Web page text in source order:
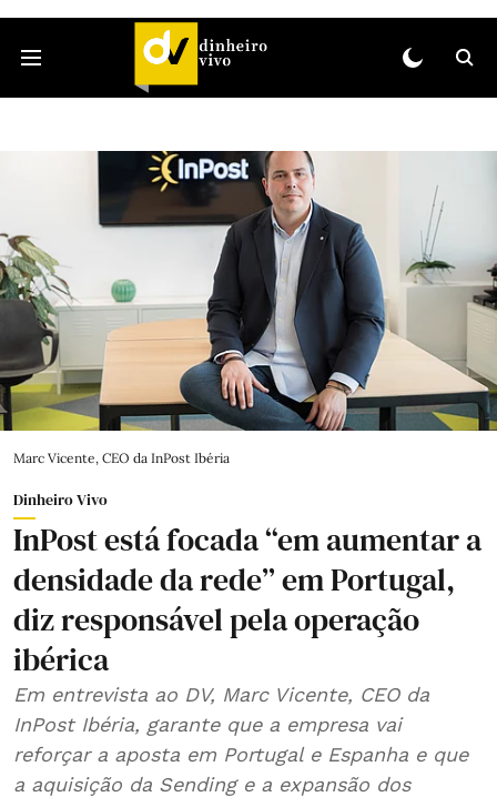
Marc Vicente, CEO da InPost Ibéria
Dinheiro Vivo
InPost está focada “em aumentar a
densidade da rede” em Portugal,
diz responsável pela operação
ibérica
Em entrevista ao DV, Marc Vicente, CEO da
InPost Ibéria, garante que a empresa vai
reforçar a aposta em Portugal e Espanha e que
a aquisição da Sending e a expansão dos